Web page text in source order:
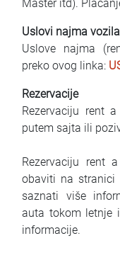
Master itd).
Uslovi najma vozila
Uslove najma
preko ovog linka:
Rezervacije
Rezervaciju rent
putem sajta ili
Rezervaciju rent
obaviti na stranici
saznati više
auta tokom letnje
informacije.